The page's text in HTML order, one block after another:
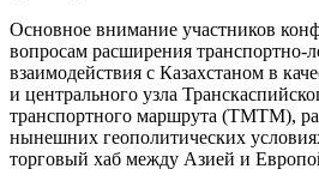
Основное внимание участников
вопросам расширения транспортно-
взаимодействия с Казахстаном в
и центрального узла
транспортного маршрута (ТМТМ),
нынешних геополитических
торговый хаб между Азией и